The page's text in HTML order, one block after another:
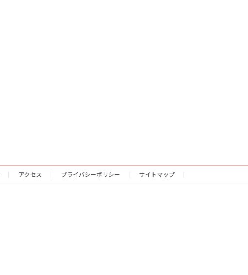
アクセス プライバシーポリシー サイトマップ